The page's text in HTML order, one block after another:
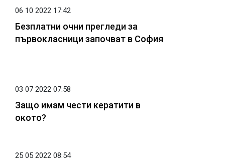
06 10 2022 17:42
Безплатни очни прегледи за
първокласници започват в София
03 07 2022 07:58
Защо имам чести кератити в
окото?
25 05 2022 08:54